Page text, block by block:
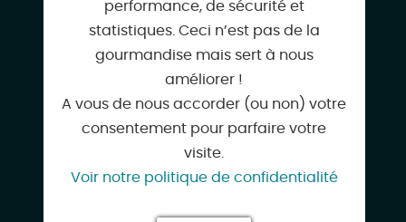
devernois0222@orange.fr
performance, de sécurité et
statistiques. Ceci n’est pas de la
gourmandise mais sert à nous
améliorer !
A vous de nous accorder (ou non) votre
consentement pour parfaire votre
visite.
Voir notre politique de confidentialité